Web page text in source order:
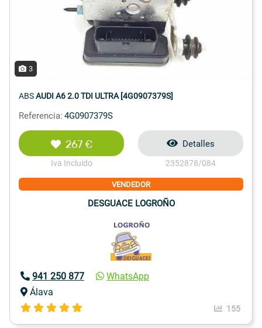
3
ABSAUDI A6 2.0 TDI ULTRA [4G0907379S]
Referencia: 4G0907379S
267 €
Iva Incluido
Detalles
2352878/084
VENDEDOR
DESGUACE LOGROÑO
941 250 877
WhatsApp
Álava
155